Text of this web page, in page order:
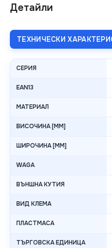
Детайли
ТЕХНИЧЕСКИ
СЕРИЯ
EAN13
МАТЕРИАЛ
ВИСОЧИНА [MM]
ШИРОЧИНА [MM]
WAGA
ВЪНШНА КУТИЯ
ВИД КЛЕМА
ПЛАСТМАСА
ТЪРГОВСКА ЕДИНИЦА